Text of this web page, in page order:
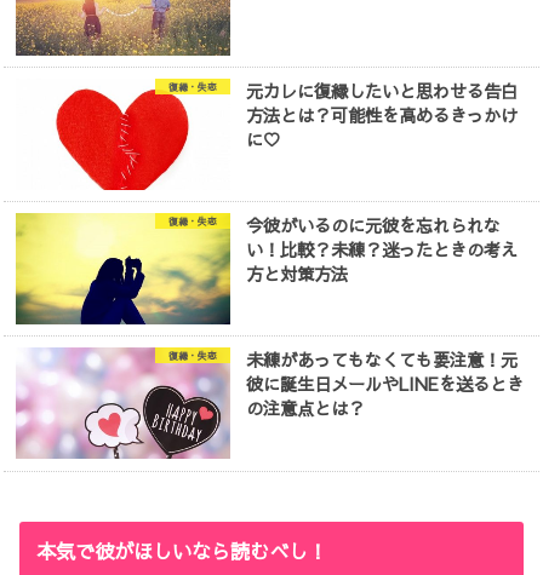
復縁・失恋
元カレに復縁したいと思わせる告白
方法とは？可能性を高めるきっかけ
に♡
復縁・失恋
今彼がいるのに元彼を忘れられな
い！比較？未練？迷ったときの考え
方と対策方法
復縁・失恋
未練があってもなくても要注意！元
彼に誕生日メールやLINEを送るとき
の注意点とは？
本気で彼がほしいなら読むべし！